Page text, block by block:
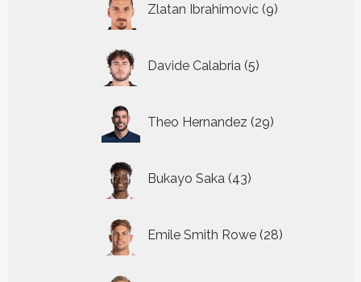
Zlatan Ibrahimovic 9
producten
Davide Calabria 5
producten
Theo Hernandez 29
producten
Bukayo Saka 43
producten
Emile Smith Rowe 28
producten